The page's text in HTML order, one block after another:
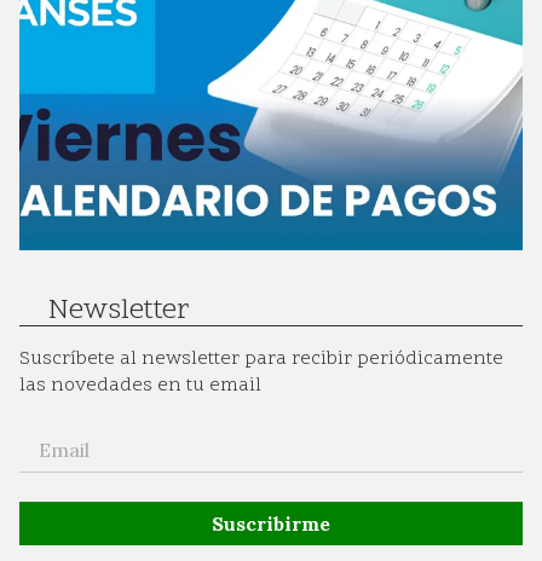
Newsletter
Suscríbete al newsletter para recibir periódicamente
las novedades en tu email
Suscribirme